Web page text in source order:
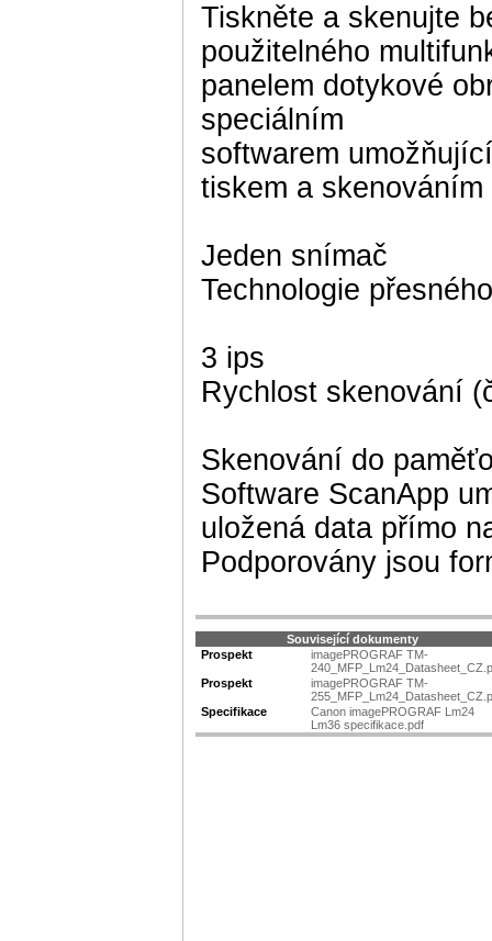
Tiskněte a skenujte
použitelného
panelem dotykové
speciálním
softwarem
tiskem a
Jeden snímač
Technologie
3 ips
Rychlost skenování
Skenování do
Software ScanApp
uložená data přímo
Podporovány jsou
Související dokumenty
Prospekt
imagePROGRAF TM-
Prospekt
imagePROGRAF TM-
Specifikace
Canon imagePROGRAF Lm24
Lm36 specifikace.pdf